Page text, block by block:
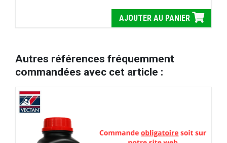
AJOUTER AU PANIER
Autres références fréquemment
commandées avec cet article :